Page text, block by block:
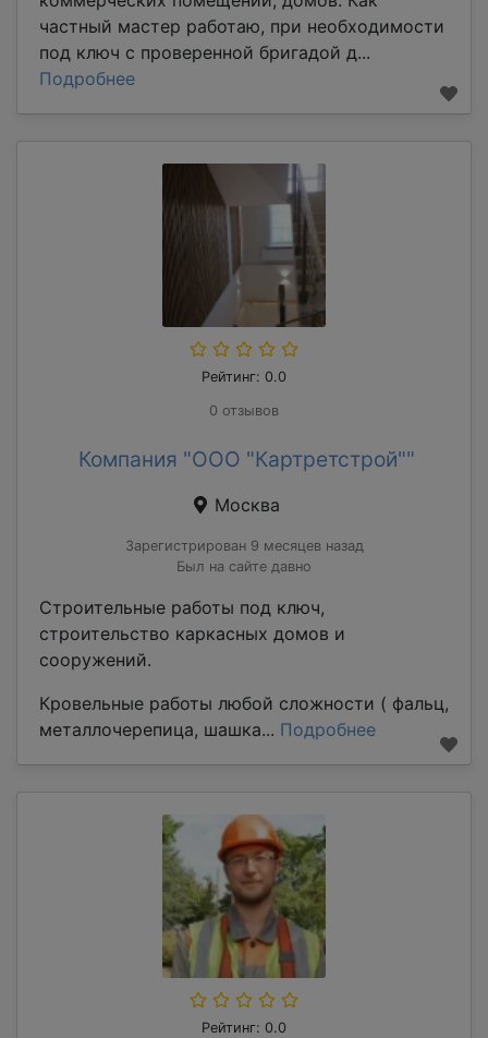
частный мастер работаю, при необходимости
под ключ с проверенной бригадой д...
Подробнее
Рейтинг: 0.0
0 отзывов
Компания "ООО "Картретстрой""
Москва
Зарегистрирован 9 месяцев назад
Был на сайте давно
Строительные работы под ключ,
строительство каркасных домов и
сооружений.
Кровельные работы любой сложности ( фальц,
металлочерепица, шашка... Подробнее
Рейтинг: 0.0